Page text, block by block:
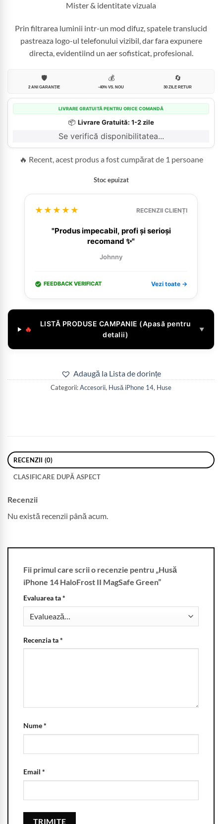
Mister & identitate vizuala
Prin filtrarea luminii intr-un mod difuz, spatele translucid
pastreaza logo-ul telefonului vizibil, dar fara expunere
directa, evidentiind un aer sofisticat, profesional.
🛡️
2 ANI GARANȚIE
💰
-40% VS. NOU
🔄
30 ZILE RETUR
LIVRARE GRATUITĂ PENTRU ORICE COMANDĂ
📦 Livrare Gratuită: 1-2 zile
Se verifică disponibilitatea...
🔥 Recent, acest produs a fost cumpărat de 1 persoane
Stoc epuizat
★★★★★ RECENZII CLIENȚI
"Produs impecabil, profi și serioși
recomand ✨"
Johnny
FEEDBACK VERIFICAT Vezi toate →
🔥
LISTĂ PRODUSE CAMPANIE (Apasă pentru
detalii)
▼
Adaugă la Lista de dorințe
Categorii:Accesorii, Husă iPhone 14, Huse
RECENZII (0)
CLASIFICARE DUPĂ ASPECT
Recenzii
Nu există recenzii până acum.
Fii primul care scrii o recenzie pentru „Husă
iPhone 14 HaloFrost II MagSafe Green”
Evaluarea ta*
Recenzia ta*
Nume*
Email *